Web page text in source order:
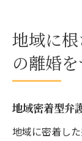
地域に
の離婚
地域密着型弁
地域に密着し